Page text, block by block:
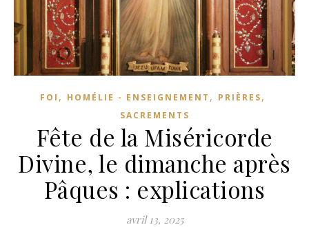
FOI , HOMÉLIE - ENSEIGNEMENT , PRIÈRES,
SACREMENTS
Fête de la Miséricorde
Divine, le dimanche après
Pâques : explications
avril 13, 2025